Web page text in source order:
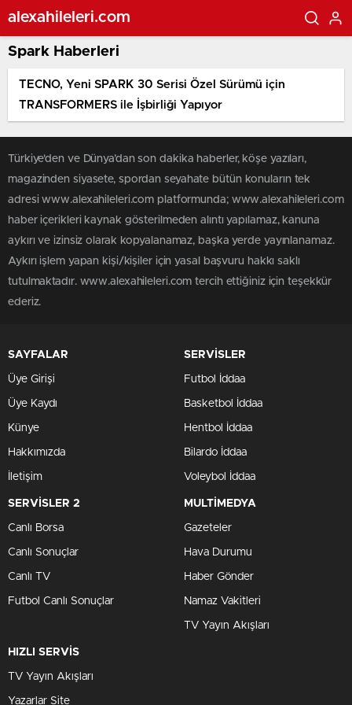
alexahileleri.com
Spark Haberleri
TECNO, Yeni SPARK 30 Serisi Özel Sürümü için
TRANSFORMERS ile İşbirliği Yapıyor
Türkiye'den ve Dünya’dan son dakika haberler, köşe yazıları,
magazinden siyasete, spordan seyahate bütün konuların tek
adresi www.alexahileleri.com platformunda; www.alexahileleri.com
haber içerikleri kaynak gösterilmeden alıntı yapılamaz, kanuna
aykırı ve izinsiz olarak kopyalanamaz, başka yerde yayınlanamaz.
Aykırı işlem yapan kişi/kişiler için yasal başvuru hakkı saklı
tutulmaktadır. www.alexahileleri.com tercih ettiğiniz için teşekkür
ederiz.
SAYFALAR
Üye Girişi
Üye Kaydı
Künye
Hakkımızda
İletişim
SERVİSLER
Futbol İddaa
Basketbol İddaa
Hentbol İddaa
Bilardo İddaa
Voleybol İddaa
SERVİSLER 2
Canlı Borsa
Canlı Sonuçlar
Canlı TV
Futbol Canlı Sonuçlar
MULTİMEDYA
Gazeteler
Hava Durumu
Haber Gönder
Namaz Vakitleri
TV Yayın Akışları
HIZLI SERVİS
TV Yayın Akışları
Yazarlar Site